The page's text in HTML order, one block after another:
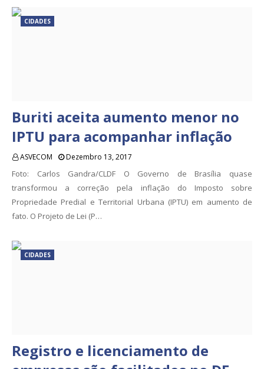
CIDADES
Buriti aceita aumento menor no
IPTU para acompanhar inflação
ASVECOM Dezembro 13, 2017
Foto: Carlos Gandra/CLDF O Governo de Brasília quase
transformou a correção pela inflação do Imposto sobre
Propriedade Predial e Territorial Urbana (IPTU) em aumento de
fato. O Projeto de Lei (P…
CIDADES
Registro e licenciamento de